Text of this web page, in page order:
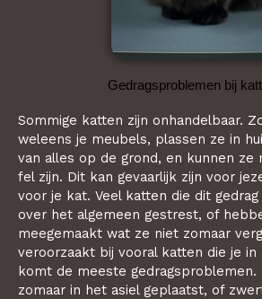
Gedragsproblemen bij
Sommige katten zijn onhandelbaar.
weleens je meubels, plassen ze in
van alles op de grond, en kunnen ze
fel zijn. Dit kan gevaarlijk zijn voor
voor je kat. Veel katten die dit
over het algemeen gestrest, of
meegemaakt wat ze niet zomaar
veroorzaakt bij vooral katten die je in
komt de meeste gedragsproblemen.
zomaar in het asiel geplaatst, of